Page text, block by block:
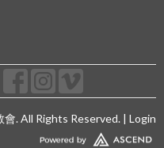
. All Rights Reserved. | Login